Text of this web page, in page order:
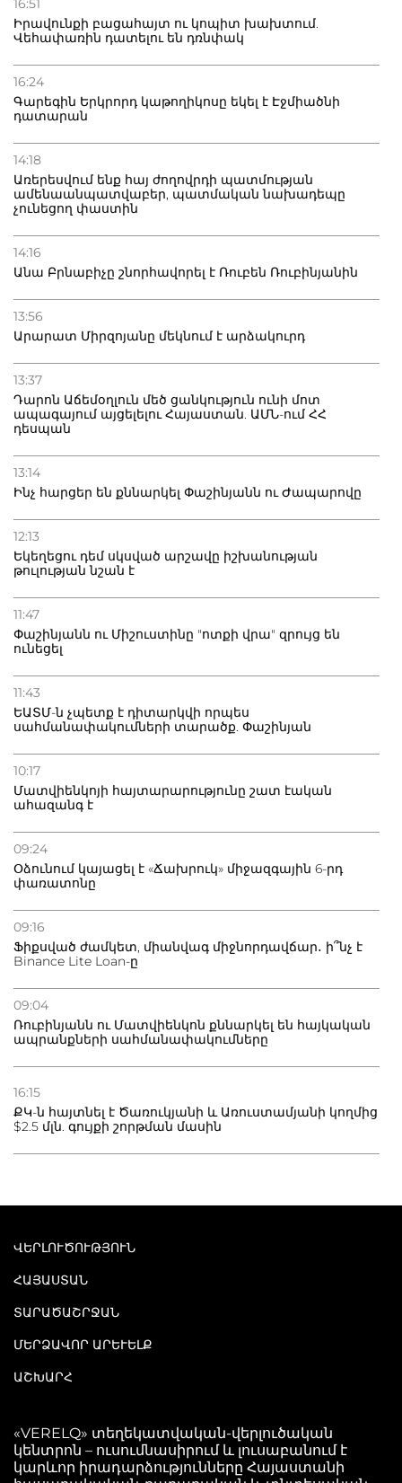
16:51
Իրավունքի բացահայտ ու կոպիտ խախտում.
Վեհափառին դատելու են դռնփակ
16:24
Գարեգին Երկրորդ կաթողիկոսը եկել է Էջմիածնի
դատարան
14:18
Առերեսվում ենք հայ ժողովրդի պատմության
ամենաանպատվաբեր, պատմական նախադեպը
չունեցող փաստին
14:16
Անա Բրնաբիչը շնորհավորել է Ռուբեն Ռուբինյանին
13:56
Արարատ Միրզոյանը մեկնում է արձակուրդ
13:37
Դարոն Աճեմօղլուն մեծ ցանկություն ունի մոտ
ապագայում այցելելու Հայաստան. ԱՄՆ-ում ՀՀ
դեսպան
13:14
Ինչ հարցեր են քննարկել Փաշինյանն ու Ժապարովը
12:13
Եկեղեցու դեմ սկսված արշավը իշխանության
թուլության նշան է
11:47
Փաշինյանն ու Միշուստինը "ոտքի վրա" զրույց են
ունեցել
11:43
ԵԱՏՄ-ն չպետք է դիտարկվի որպես
սահմանափակումների տարածք. Փաշինյան
10:17
Մատվիենկոյի հայտարարությունը շատ էական
ահազանգ է
09:24
Օձունում կայացել է «Ճախրուկ» միջազգային 6-րդ
փառատոնը
09:16
Ֆիքսված ժամկետ, միանվագ միջնորդավճար․ ի՞նչ է
Binance Lite Loan-ը
09:04
Ռուբինյանն ու Մատվիենկոն քննարկել են հայկական
ապրանքների սահմանափակումները
16:15
ՔԿ-ն հայտնել է Ծառուկյանի և Առուստամյանի կողմից
$2.5 մլն. գույքի շորթման մասին
ՎԵՐԼՈՒԾՈՒԹՅՈՒՆ
ՀԱՅԱՍՏԱՆ
ՏԱՐԱԾԱՇՐՋԱՆ
ՄԵՐՁԱՎՈՐ ԱՐԵՒԵԼՔ
ԱՇԽԱՐՀ
«VERELQ» տեղեկատվական-վերլուծական
կենտրոն – ուսումնասիրում և լուսաբանում է
կարևոր իրադարձությունները Հայաստանի